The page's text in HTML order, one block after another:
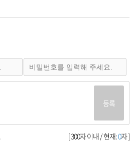
등록
[ 300자 이내 / 현재:0자 ]